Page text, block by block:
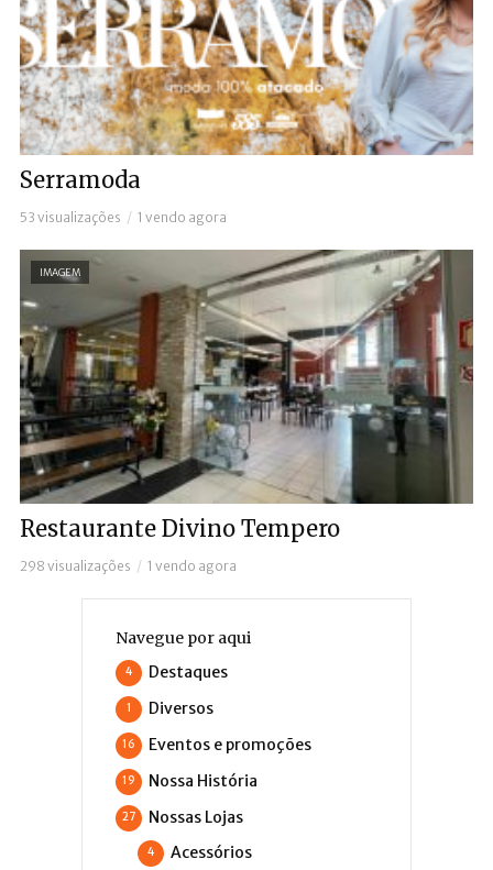
Serramoda
53 visualizações 1 vendo agora
IMAGEM
Restaurante Divino Tempero
298 visualizações 1 vendo agora
Navegue por aqui
Destaques
4
Diversos
1
Eventos e promoções
16
Nossa História
19
Nossas Lojas
27
Acessórios
4